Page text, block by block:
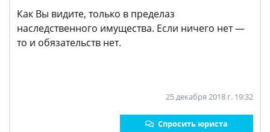
Как Вы видите, только в пределаз
наследственного имущества. Если ничего нет —
то и обязательств нет.
25 декабря 2018 г. 19:32
Спросить юриста